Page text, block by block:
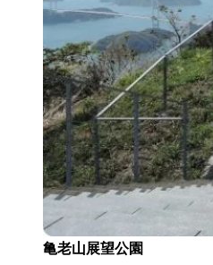
亀老山展望公園